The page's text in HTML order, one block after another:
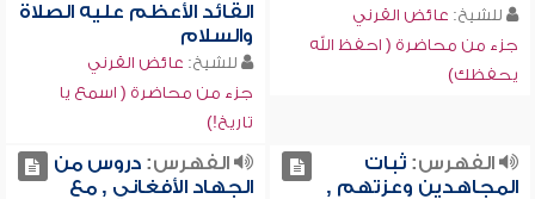
للشيخ: عائض القرني
جزء من محاضرة ( احفظ الله
يحفظك)
القائد الأعظم عليه الصلاة
والسلام
للشيخ: عائض القرني
جزء من محاضرة ( اسمع يا
تاريخ!)
الفهرس:ثبات
المجاهدين وعزتهم ,
الفهرس:دروس من
الجهاد الأفغاني , مع